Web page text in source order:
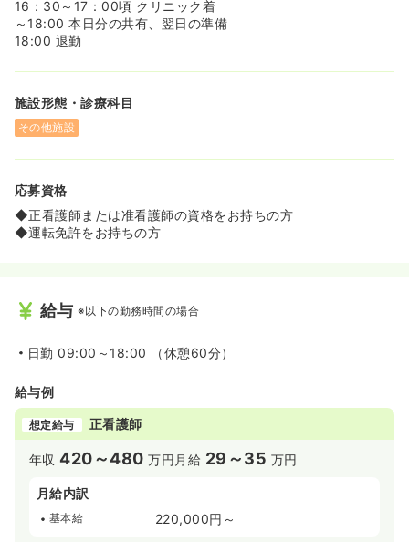
16：30～17：00頃 クリニック着
～18:00 本日分の共有、翌日の準備
18:00 退勤
施設形態・診療科目
その他施設
応募資格
◆正看護師または准看護師の資格をお持ちの方
◆運転免許をお持ちの方
給与 ※以下の勤務時間の場合
日勤 09:00～18:00 （休憩60分）
給与例
想定給与 正看護師
年収420～480 万円 月給 29～35 万円
月給内訳
基本給 220,000円～